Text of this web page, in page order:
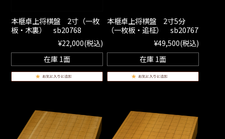
本榧卓上将棋盤 2寸（一枚
板・木裏） sb20768
¥22,000(税込)
在庫 1面
本榧卓上将棋盤 2寸5分
（一枚板・追柾） sb20767
¥49,500(税込)
在庫 1面